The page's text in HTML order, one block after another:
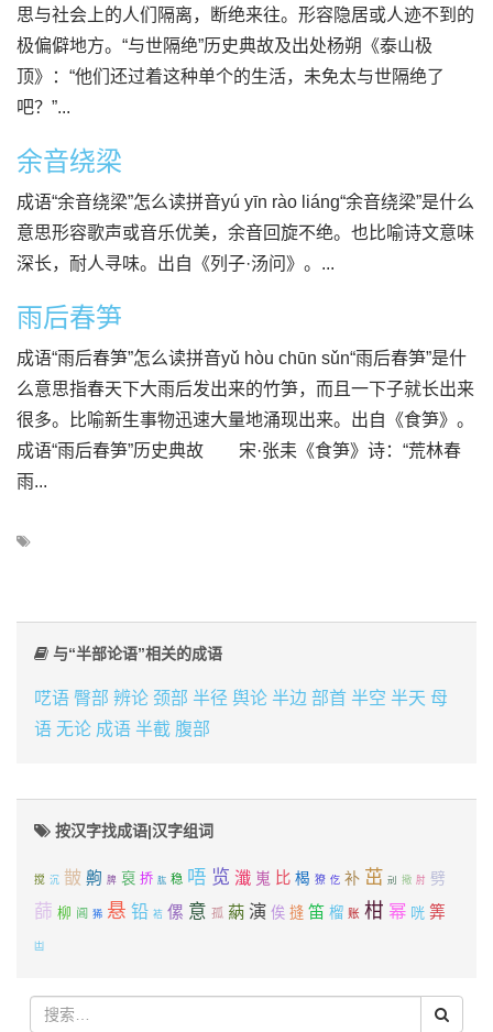
思与社会上的人们隔离，断绝来往。形容隐居或人迹不到的
极偏僻地方。“与世隔绝”历史典故及出处杨朔《泰山极
顶》：“他们还过着这种单个的生活，未免太与世隔绝了
吧？”...
余音绕梁
成语“余音绕梁”怎么读拼音yú yīn rào liáng“余音绕梁”是什么
意思形容歌声或音乐优美，余音回旋不绝。也比喻诗文意味
深长，耐人寻味。出自《列子·汤问》。...
雨后春笋
成语“雨后春笋”怎么读拼音yǔ hòu chūn sǔn“雨后春笋”是什
么意思指春天下大雨后发出来的竹笋，而且一下子就长出来
很多。比喻新生事物迅速大量地涌现出来。出自《食笋》。
成语“雨后春笋”历史典故 宋·张耒《食笋》诗：“荒林春
雨...
与“半部论语”相关的成语
呓语 臀部 辨论 颈部 半径 舆论 半边 部首 半空 半天 母
语 无论 成语 半截 腹部
按汉字找成语|汉字组词
搅 沉 皵 齁 脾 裒 挢 肱 稳 唔 览 瀸 嵬 比 楬 獠 仡 补 茁 刓 擏 肘 劈
蒒 柳 阊 狶 悬 铅 袺 傫 意 孤 蒳 演 俟 摓 笛 榴 账 柑 幂 咣 筭
凷